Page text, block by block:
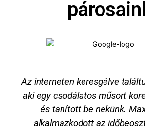
Az interneten keresgélve
aki egy csodálatos műsort
és tanított be nekünk.
alkalmazkodott az